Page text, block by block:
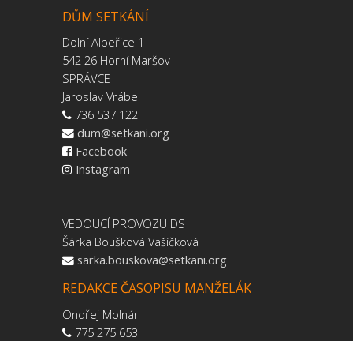
DŮM SETKÁNÍ
Dolní Albeřice 1
542 26 Horní Maršov
SPRÁVCE
Jaroslav Vrábel
736 537 122
dum@setkani.org
Facebook
Instagram
VEDOUCÍ PROVOZU DS
Šárka Boušková Vašíčková
sarka.bouskova@setkani.org
REDAKCE ČASOPISU MANŽELÁK
Ondřej Molnár
775 275 653